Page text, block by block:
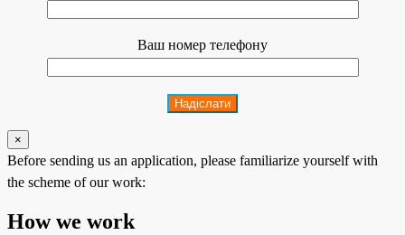
Ваш номер телефону
×
Before sending us an application, please familiarize yourself with
the scheme of our work:
How we work